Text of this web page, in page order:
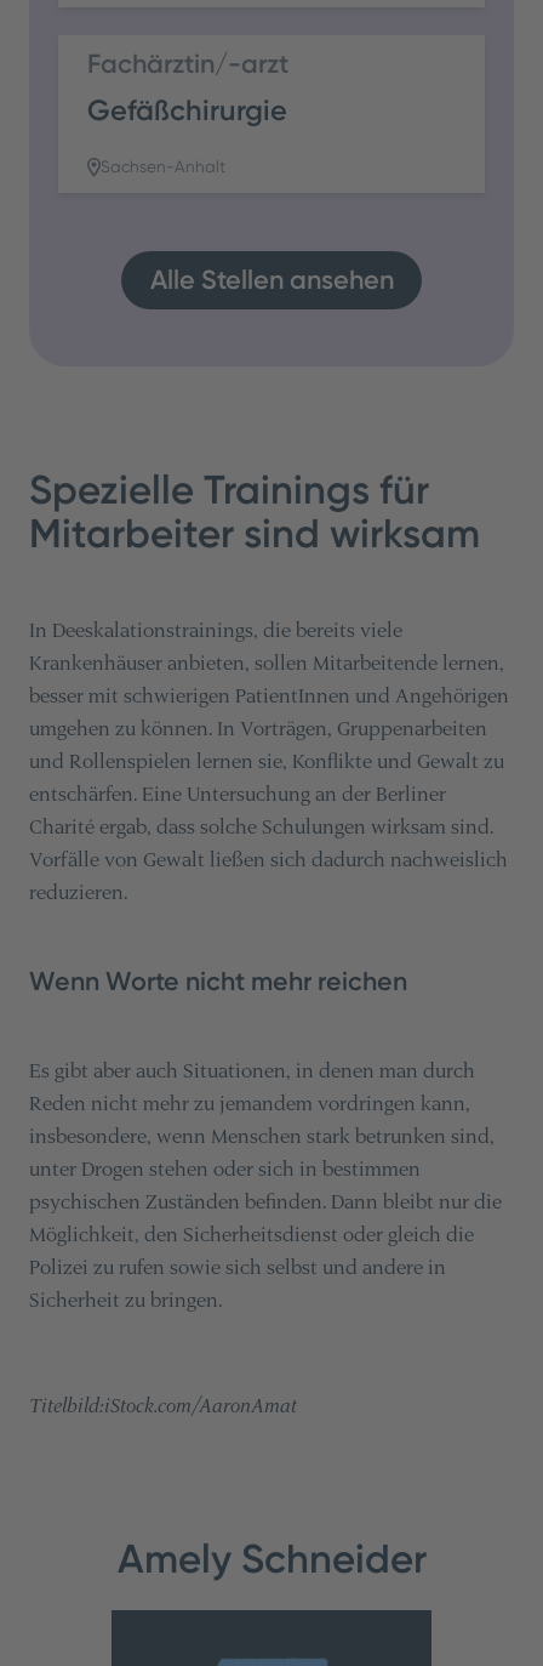
Fachärztin/-arzt
Gefäßchirurgie
Sachsen-Anhalt
Alle Stellen ansehen
Spezielle Trainings für
Mitarbeiter sind wirksam
In Deeskalationstrainings, die bereits viele
Krankenhäuser anbieten, sollen Mitarbeitende lernen,
besser mit schwierigen PatientInnen und Angehörigen
umgehen zu können. In Vorträgen, Gruppenarbeiten
und Rollenspielen lernen sie, Konflikte und Gewalt zu
entschärfen. Eine Untersuchung an der Berliner
Charité ergab, dass solche Schulungen wirksam sind.
Vorfälle von Gewalt ließen sich dadurch nachweislich
reduzieren.
Wenn Worte nicht mehr reichen
Es gibt aber auch Situationen, in denen man durch
Reden nicht mehr zu jemandem vordringen kann,
insbesondere, wenn Menschen stark betrunken sind,
unter Drogen stehen oder sich in bestimmen
psychischen Zuständen befinden. Dann bleibt nur die
Möglichkeit, den Sicherheitsdienst oder gleich die
Polizei zu rufen sowie sich selbst und andere in
Sicherheit zu bringen.
Titelbild:iStock.com/AaronAmat
Amely Schneider